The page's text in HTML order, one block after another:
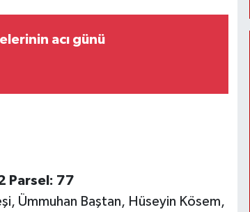
acı günü
Parsel: 77
Ümmuhan Baştan, Hüseyin Kösem,